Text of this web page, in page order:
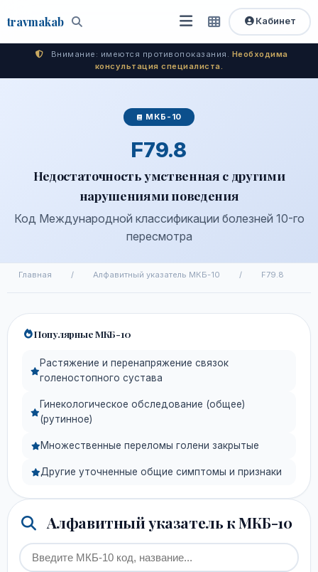
travmakab Поиск
Открыть
меню
Быстрый
доступ
Кабинет
Внимание: имеются противопоказания. Необходима
консультация специалиста.
МКБ-10
F79.8
Недостаточность умственная с другими
нарушениями поведения
Код Международной классификации болезней 10-го
пересмотра
Главная / Алфавитный указатель МКБ-10 / F79.8
Популярные МКБ-10
Растяжение и перенапряжение связок
голеностопного сустава
Гинекологическое обследование (общее)
(рутинное)
Множественные переломы голени закрытые
Другие уточненные общие симптомы и признаки
Алфавитный указатель к МКБ-10